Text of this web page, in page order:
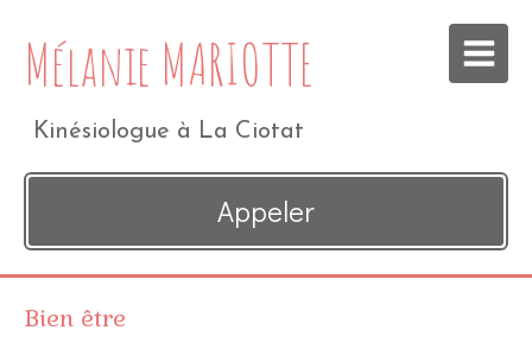
Mélanie MARIOTTE
Kinésiologue à La Ciotat
Appeler
Bien être